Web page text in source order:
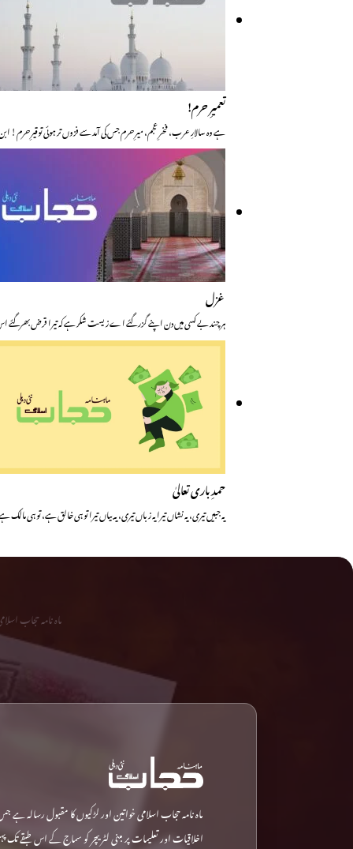
تعمیرِ حرم!
ہے وہ سالارِ عرب، فخرِ عجم، میرِ حرم جس کی آمد سے فزوں تر ہوئی توقیرِ
غزل
ہر چند بے کسی میں دن اپنے گزر گئے اے زیست شکر ہے کہ تیرا قرض
حمدِ باری تعالیٰ
یہ جبیں تیری، یہ نشاں تیرا یہ زباں تیری، یہ بیاں تیرا تو ہی خالق ہے، تو ہی
ماہ نامہ حجاب
ماہ نامہ حجاب اسلامی خواتین اور لڑکیوں کا مقبول رسالہ ہے
اخلاقیات اور تعلیمات پر مبنی لٹریچر کو سماج کے اس طبقے